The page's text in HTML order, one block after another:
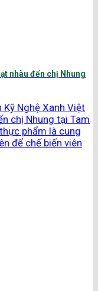
nhàu đến chị Nhung
Kỹ Nghệ Xanh Việt
chị Nhung tại Tam
phẩm là cung
để chế biến viên